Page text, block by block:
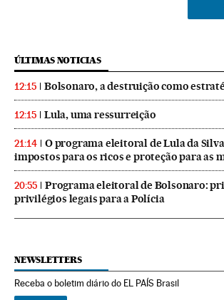
ÚLTIMAS NOTICIAS
12:15 Bolsonaro, a destruição como
12:15 Lula, uma ressurreição
21:14
O programa eleitoral de Lula da
impostos para os ricos e proteção para as
20:55
Programa eleitoral de Bolsonaro:
privilégios legais para a Polícia
NEWSLETTERS
Receba o boletim diário do EL PAÍS Brasil